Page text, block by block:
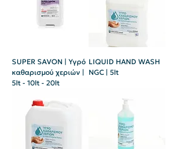
SUPER SAVON | Υγρό
καθαρισμού χεριών |
5lt - 10lt - 20lt
LIQUID HAND WASH
NGC | 5lt